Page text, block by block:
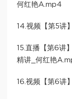
何红艳A.mp4
14.视频【第5讲
15.直播【第6讲
精讲_何红艳
16.视频【第6讲